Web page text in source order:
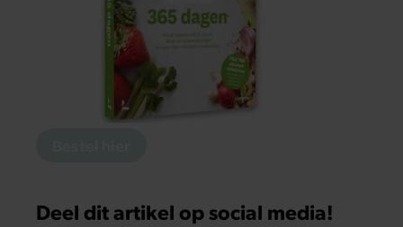
Deel dit artikel op social media!